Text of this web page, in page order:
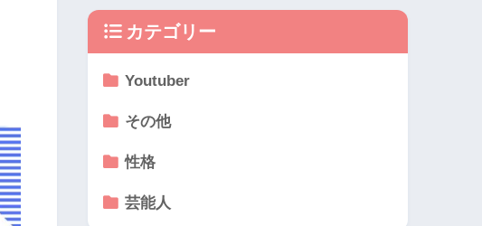
カテゴリー
Youtuber
その他
性格
芸能人